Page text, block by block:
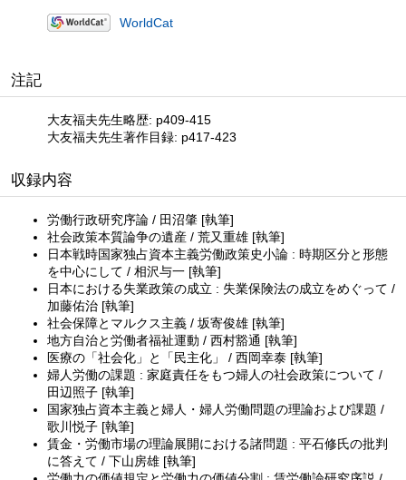
WorldCat
注記
大友福夫先生略歴: p409-415
大友福夫先生著作目録: p417-423
収録内容
労働行政研究序論 / 田沼肇 [執筆]
社会政策本質論争の遺産 / 荒又重雄 [執筆]
日本戦時国家独占資本主義労働政策史小論 : 時期区分と形態
を中心にして / 相沢与一 [執筆]
日本における失業政策の成立 : 失業保険法の成立をめぐって /
加藤佑治 [執筆]
社会保障とマルクス主義 / 坂寄俊雄 [執筆]
地方自治と労働者福祉運動 / 西村豁通 [執筆]
医療の「社会化」と「民主化」 / 西岡幸泰 [執筆]
婦人労働の課題 : 家庭責任をもつ婦人の社会政策について /
田辺照子 [執筆]
国家独占資本主義と婦人・婦人労働問題の理論および課題 /
歌川悦子 [執筆]
賃金・労働市場の理論展開における諸問題 : 平石修氏の批判
に答えて / 下山房雄 [執筆]